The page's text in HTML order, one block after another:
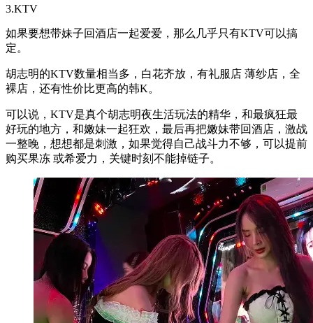
3.KTV
如果要想带妹子回酒店一起爱爱，那么几乎只有KTV可以搞
定。
胡志明的KTV数量相当多，白花齐放，有礼服店 薄纱店，全
裸店，还有性价比更高的韩K。
可以说，KTV是真个胡志明夜生活玩法的精华，和最疯狂最
好玩的地方，和嫩妹一起狂欢，最后再把嫩妹带回酒店，激战
一整晚，想想都是刺激，如果觉得自己战斗力不够，可以提前
购买果冻 或希爱力，关键时刻不能掉链子。